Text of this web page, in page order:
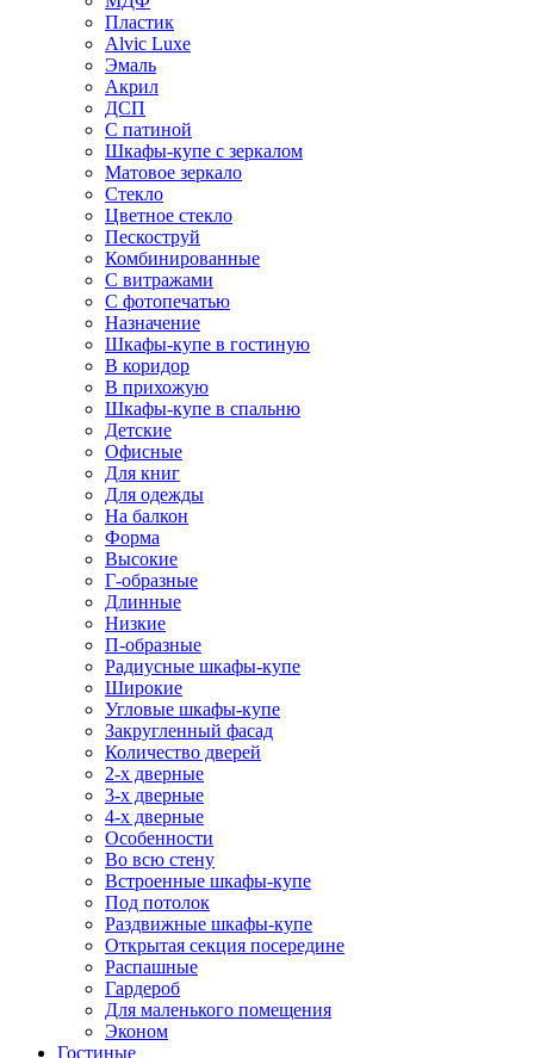
Пластик
Alvic Luxe
Эмаль
Акрил
ДСП
С патиной
Шкафы-купе с зеркалом
Матовое зеркало
Стекло
Цветное стекло
Пескоструй
Комбинированные
С витражами
С фотопечатью
Назначение
Шкафы-купе в гостиную
В коридор
В прихожую
Шкафы-купе в спальню
Детские
Офисные
Для книг
Для одежды
На балкон
Форма
Высокие
Г-образные
Длинные
Низкие
П-образные
Радиусные шкафы-купе
Широкие
Угловые шкафы-купе
Закругленный фасад
Количество дверей
2-х дверные
3-х дверные
4-х дверные
Особенности
Во всю стену
Встроенные шкафы-купе
Под потолок
Раздвижные шкафы-купе
Открытая секция посередине
Распашные
Гардероб
Для маленького помещения
Эконом
Гостиные